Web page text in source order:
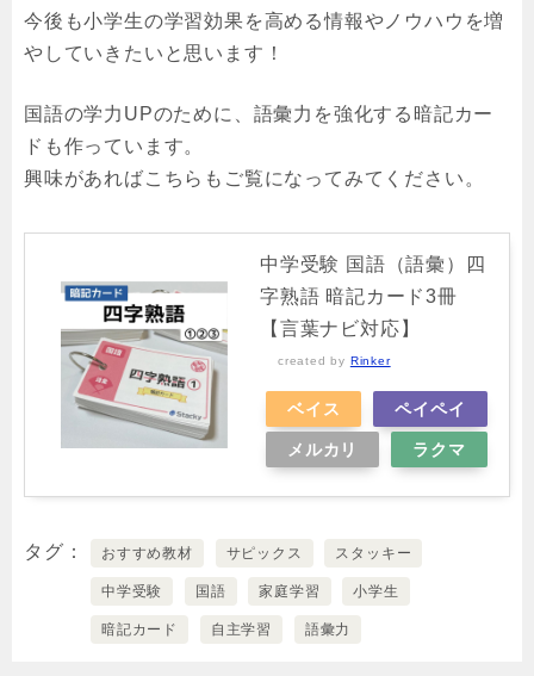
今後も小学生の学習効果を高める情報やノウハウを増
やしていきたいと思います！
国語の学力UPのために、語彙力を強化する暗記カー
ドも作っています。
興味があればこちらもご覧になってみてください。
中学受験 国語（語彙）四
字熟語 暗記カード3冊
【言葉ナビ対応】
created by Rinker
ベイス ペイペイ
メルカリ ラクマ
タグ おすすめ教材 サピックス スタッキー
中学受験 国語 家庭学習 小学生
暗記カード 自主学習 語彙力